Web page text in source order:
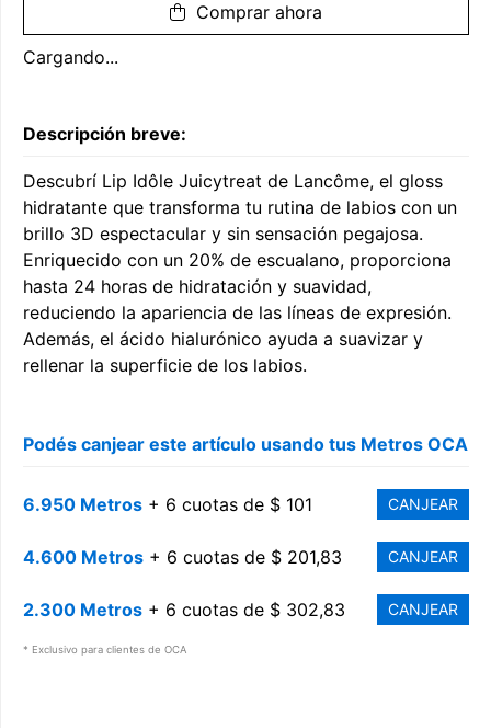
Comprar ahora
Cargando...
Descripción breve:
Descubrí Lip Idôle Juicytreat de Lancôme, el gloss
hidratante que transforma tu rutina de labios con un
brillo 3D espectacular y sin sensación pegajosa.
Enriquecido con un 20% de escualano, proporciona
hasta 24 horas de hidratación y suavidad,
reduciendo la apariencia de las líneas de expresión.
Además, el ácido hialurónico ayuda a suavizar y
rellenar la superficie de los labios.
Podés canjear este artículo usando tus Metros OCA
6.950 Metros + 6 cuotas de $ 101 CANJEAR
4.600 Metros + 6 cuotas de $ 201,83 CANJEAR
2.300 Metros + 6 cuotas de $ 302,83 CANJEAR
* Exclusivo para clientes de OCA